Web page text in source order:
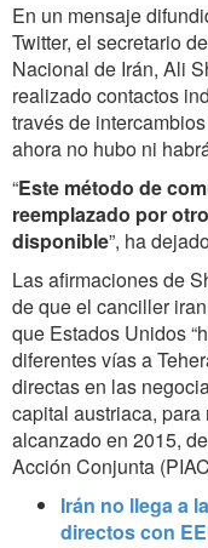
En un mensaje
Twitter, el secretario
Nacional de Irán, Ali
realizado contactos
través de
ahora no hubo ni
“Este método de
reemplazado por
disponible”, ha
Las afirmaciones de
de que el canciller
que Estados Unidos
diferentes vías a
directas en las
capital austriaca,
alcanzado en 2015,
Acción Conjunta
Irán no llega a
directos con